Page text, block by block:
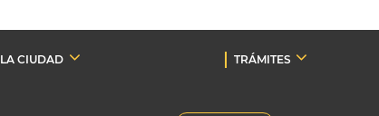
LA CIUDAD TRÁMITES